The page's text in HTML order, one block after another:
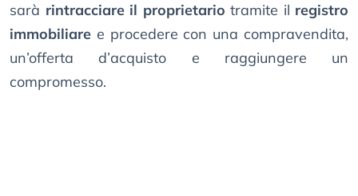
sarà rintracciare il proprietario tramite il registro
immobiliare e procedere con una compravendita,
un’offerta d’acquisto e raggiungere un
compromesso.